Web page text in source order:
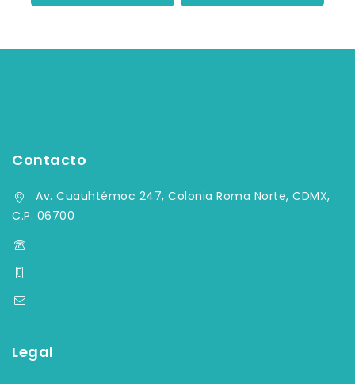
CARRITO
CARRITO
Contacto
Av. Cuauhtémoc 247, Colonia Roma Norte, CDMX,
C.P. 06700
Legal